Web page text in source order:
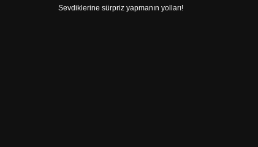
Sevdiklerine sürpriz yapmanın yolları!